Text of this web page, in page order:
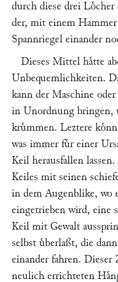
durch diese drei Loͤcher
der, mit einem
Spannriegel einander
Dieses Mittel haͤtte
Unbequemlichkeiten.
kann der Maschine
in Unordnung bringen,
kruͤmmen. Leztere
was immer fuͤr einer
Keil herausfallen
Keiles mit seinen
in dem Augenblike, wo
eingetrieben wird, eine
Keil mit Gewalt
selbst uͤberlaßt, die
einander fahren. Dieser
neulich errichteten